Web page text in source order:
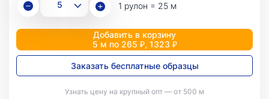
1 рулон = 25 м
Добавить в корзину
5 м по 265 ₽, 1323 ₽
Заказать бесплатные образцы
Узнать цену на крупный опт — от 500 м